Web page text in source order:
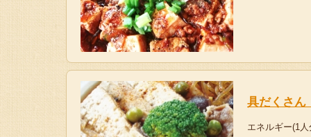
具だくさん
エネルギー(1人